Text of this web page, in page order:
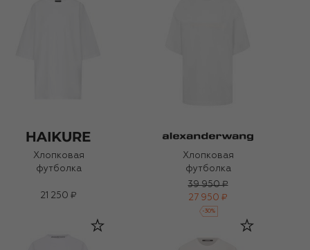
Хлопковая
футболка
21 250 ₽
Хлопковая
футболка
39 950 ₽
27 950 ₽
-30%